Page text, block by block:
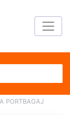
PORTBAGAJ